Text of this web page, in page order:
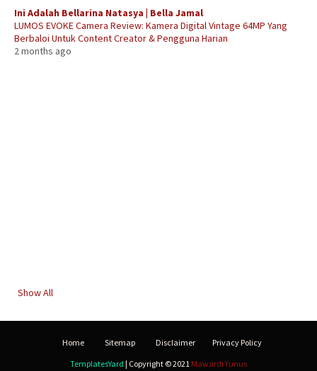
Ini Adalah Bellarina Natasya | Bella Jamal
LUMOS EVOKE Camera Review: Kamera Digital Vintage 64MP Yang
Berbaloi Untuk Content Creator & Pengguna Harian
2 months ago
Show All
Home Sitemap Disclaimer
Privacy Policy
TemplatesYard | Copyright © 2021 Mawardi Yunus